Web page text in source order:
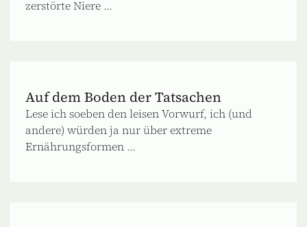
zerstörte Niere ...
Auf dem Boden der Tatsachen
Lese ich soeben den leisen Vorwurf, ich (und
andere) würden ja nur über extreme
Ernährungsformen ...